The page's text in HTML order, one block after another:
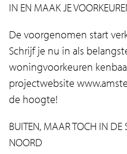
IN EN MAAK JE
De voorgenomen start
Schrijf je nu in als
woningvoorkeuren
projectwebsite
de hoogte!
BUITEN, MAAR TOCH IN
NOORD